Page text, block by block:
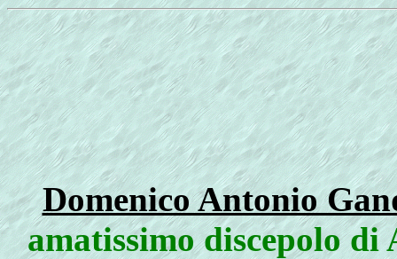
Domenico Antonio
amatissimo discepolo